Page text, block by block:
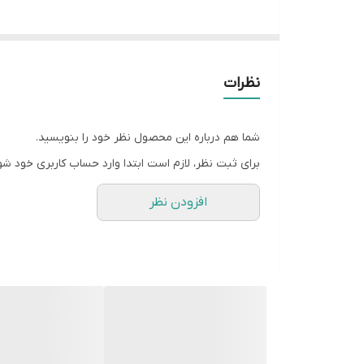
نظرات
شما هم درباره این محصول نظر خود را بنویسید.
برای ثبت نظر، لازم است ابتدا وارد حساب کاربری خود
افزودن نظر